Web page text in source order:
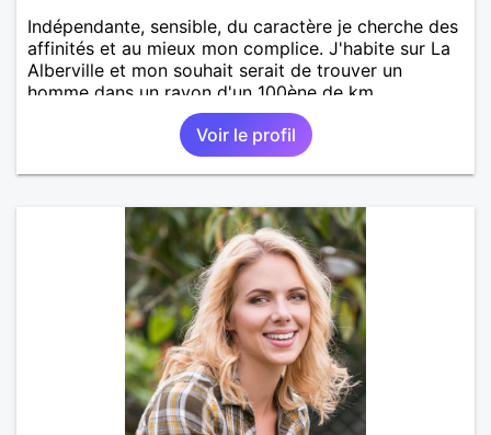
Indépendante, sensible, du caractère je cherche des
affinités et au mieux mon complice. J'habite sur La
Alberville et mon souhait serait de trouver un
homme dans un rayon d'un 100ène de km.
Voir le profil